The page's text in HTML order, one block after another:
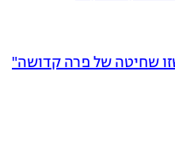
שחיטה של פרה קדושה"